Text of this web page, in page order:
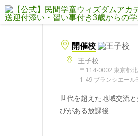
開催校
王子校
〒114-0002 東京都
1-49 ブランシエール
世代を超えた地域交流
びがある放課後